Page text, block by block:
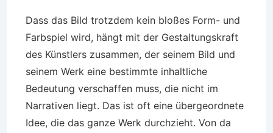
Dass das Bild trotzdem kein bloßes Form- und
Farbspiel wird, hängt mit der Gestaltungskraft
des Künstlers zusammen, der seinem Bild und
seinem Werk eine bestimmte inhaltliche
Bedeutung verschaffen muss, die nicht im
Narrativen liegt. Das ist oft eine übergeordnete
Idee, die das ganze Werk durchzieht. Von da